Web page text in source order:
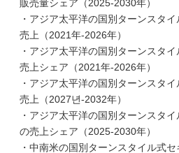
販売量シェア（2025-2030年）
・アジア太平洋の国別ターンスタ
売上（2021年-2026年）
・アジア太平洋の国別ターンスタ
売上シェア（2021年-2026年）
・アジア太平洋の国別ターンスタ
売上（2027년-2032年）
・アジア太平洋の国別ターンスタ
の売上シェア（2025-2030年）
・中南米の国別ターンスタイル式